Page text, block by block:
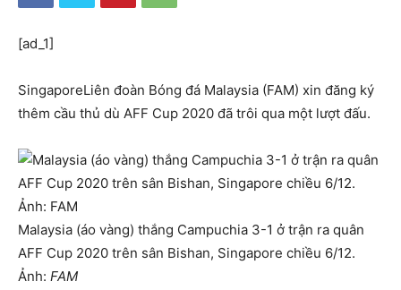
[ad_1]
SingaporeLiên đoàn Bóng đá Malaysia (FAM) xin đăng ký
thêm cầu thủ dù AFF Cup 2020 đã trôi qua một lượt đấu.
Malaysia (áo vàng) thắng Campuchia 3-1 ở trận ra quân
AFF Cup 2020 trên sân Bishan, Singapore chiều 6/12.
Ảnh: FAM